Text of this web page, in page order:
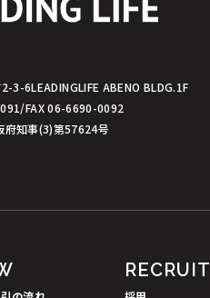
2-3-6LEADINGLIFE ABENO BLDG.1F
FAX 06-6690-0092
府知事(3)第57624号
RECRUIT